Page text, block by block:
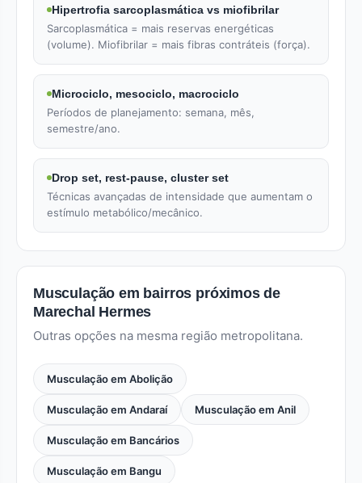
Hipertrofia sarcoplasmática vs miofibrilar
Sarcoplasmática = mais reservas energéticas
(volume). Miofibrilar = mais fibras contráteis (força).
Microciclo, mesociclo, macrociclo
Períodos de planejamento: semana, mês,
semestre/ano.
Drop set, rest-pause, cluster set
Técnicas avançadas de intensidade que aumentam o
estímulo metabólico/mecânico.
Musculação em bairros próximos de
Marechal Hermes
Outras opções na mesma região metropolitana.
Musculação em Abolição
Musculação em Andaraí Musculação em Anil
Musculação em Bancários
Musculação em Bangu